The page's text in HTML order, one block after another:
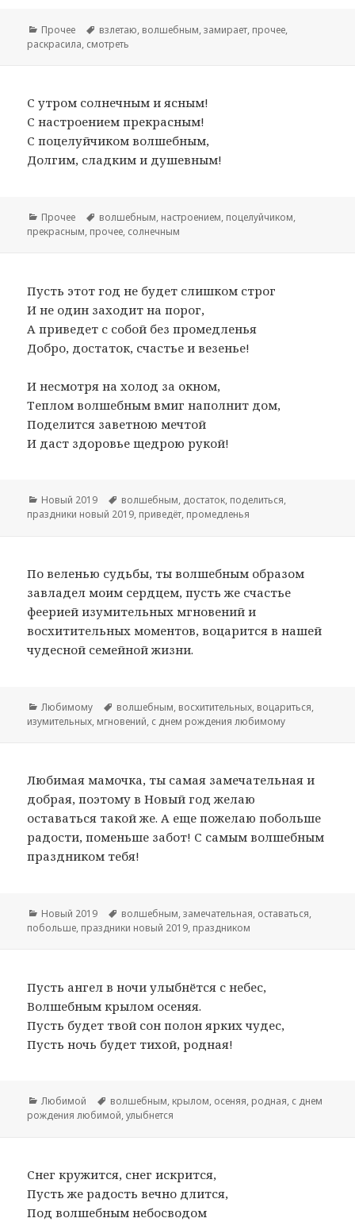
Рубрики
Прочее Метки
взлетаю, волшебным,замирает, прочее,
раскрасила, смотреть
С утром солнечным и ясным!
С настроением прекрасным!
С поцелуйчиком волшебным,
Долгим, сладким и душевным!
Рубрики
Прочее Метки
волшебным, настроением, поцелуйчиком,
прекрасным, прочее, солнечным
Пусть этот год не будет слишком строг
И не один заходит на порог,
А приведет с собой без промедленья
Добро, достаток, счастье и везенье!
И несмотря на холод за окном,
Теплом волшебным вмиг наполнит дом,
Поделится заветною мечтой
И даст здоровье щедрою рукой!
Рубрики
Новый 2019 Метки
волшебным, достаток, поделиться,
праздники новый 2019, приведёт, промедленья
По веленью судьбы, ты волшебным образом
завладел моим сердцем, пусть же счастье
феерией изумительных мгновений и
восхитительных моментов, воцарится в нашей
чудесной семейной жизни.
Рубрики
Любимому Метки
волшебным, восхитительных, воцариться,
изумительных, мгновений, с днем рождения любимому
Любимая мамочка, ты самая замечательная и
добрая, поэтому в Новый год желаю
оставаться такой же. А еще пожелаю побольше
радости, поменьше забот! С самым волшебным
праздником тебя!
Рубрики
Новый 2019 Метки
волшебным,замечательная, оставаться,
побольше, праздники новый 2019, праздником
Пусть ангел в ночи улыбнётся с небес,
Волшебным крылом осеняя.
Пусть будет твой сон полон ярких чудес,
Пусть ночь будет тихой, родная!
Рубрики
Любимой Метки
волшебным, крылом, осеняя, родная, с днем
рождения любимой,улыбнется
Снег кружится, снег искрится,
Пусть же радость вечно длится,
Под волшебным небосводом